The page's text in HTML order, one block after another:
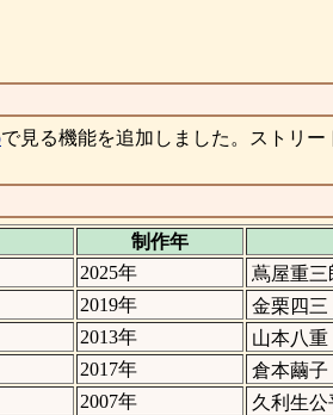
で見る機能を追加しました。ストリ
制作年
2025年 蔦屋重三
2019年 金栗四三
2013年 山本八重
2017年 倉本繭子
2007年 久利生公